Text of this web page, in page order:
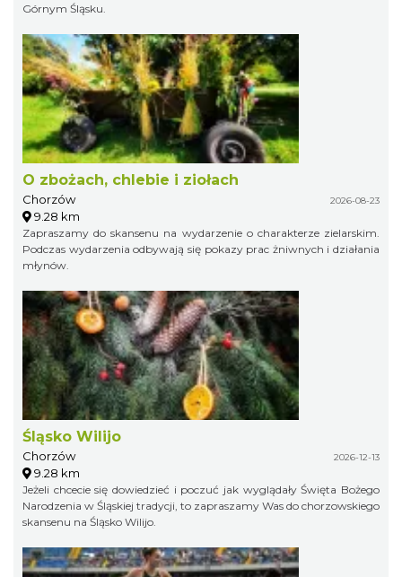
Górnym Śląsku.
O zbożach, chlebie i ziołach
Chorzów 2026-08-23
9.28 km
Zapraszamy do skansenu na wydarzenie o charakterze zielarskim.
Podczas wydarzenia odbywają się pokazy prac żniwnych i działania
młynów.
Śląsko Wilijo
Chorzów 2026-12-13
9.28 km
Jeżeli chcecie się dowiedzieć i poczuć jak wyglądały Święta Bożego
Narodzenia w Śląskiej tradycji, to zapraszamy Was do chorzowskiego
skansenu na Śląsko Wilijo.